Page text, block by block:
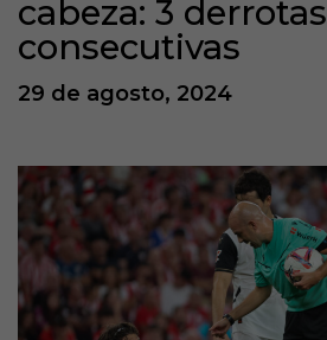
cabeza: 3 derrotas
consecutivas
29 de agosto, 2024